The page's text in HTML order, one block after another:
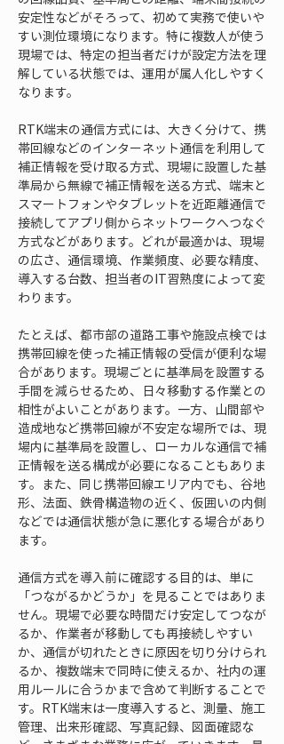
安定性などがそろって、初めて実務で使いや
すい測位環境になります。特に複数人が使う
現場では、特定の担当者だけが設定方法を理
解している状態では、運用が属人化しやすく
なります。
RTK端末の通信方式には、大きく分けて、携
帯回線などのインターネット通信を利用して
補正情報を受け取る方式、現場に設置した基
準局から無線で補正情報を送る方式、端末と
スマートフォンやタブレットを近距離通信で
接続してアプリ側からネットワークへつなぐ
方式などがあります。どれが最適かは、現場
の広さ、通信環境、作業頻度、必要な精度、
導入する台数、担当者のIT習熟度によって変
わります。
たとえば、都市部の道路工事や施設点検では
携帯回線を使った補正情報の受信が便利な場
合があります。現場ごとに基準局を設置する
手間を減らせるため、日々移動する作業との
相性がよいことがあります。一方、山間部や
造成地など携帯回線が不安定な場所では、現
場内に基準局を設置し、ローカルな通信で補
正情報を送る構成が必要になることもありま
す。また、同じ携帯回線エリア内でも、谷地
形、法面、鉄骨構造物の近く、仮囲いの内側
などでは通信状態が急に悪化する場合があり
ます。
通信方式を導入前に確認する目的は、単に
「つながるかどうか」を見ることではありま
せん。現場で必要な時間だけ安定してつなが
るか、作業者が移動しても再接続しやすい
か、通信が切れたときに原因を切り分けられ
るか、複数端末で同時に使えるか、社内の運
用ルールに合うかまで含めて判断することで
す。RTK端末は一度導入すると、測量、施工
管理、出来形確認、写真記録、図面確認な